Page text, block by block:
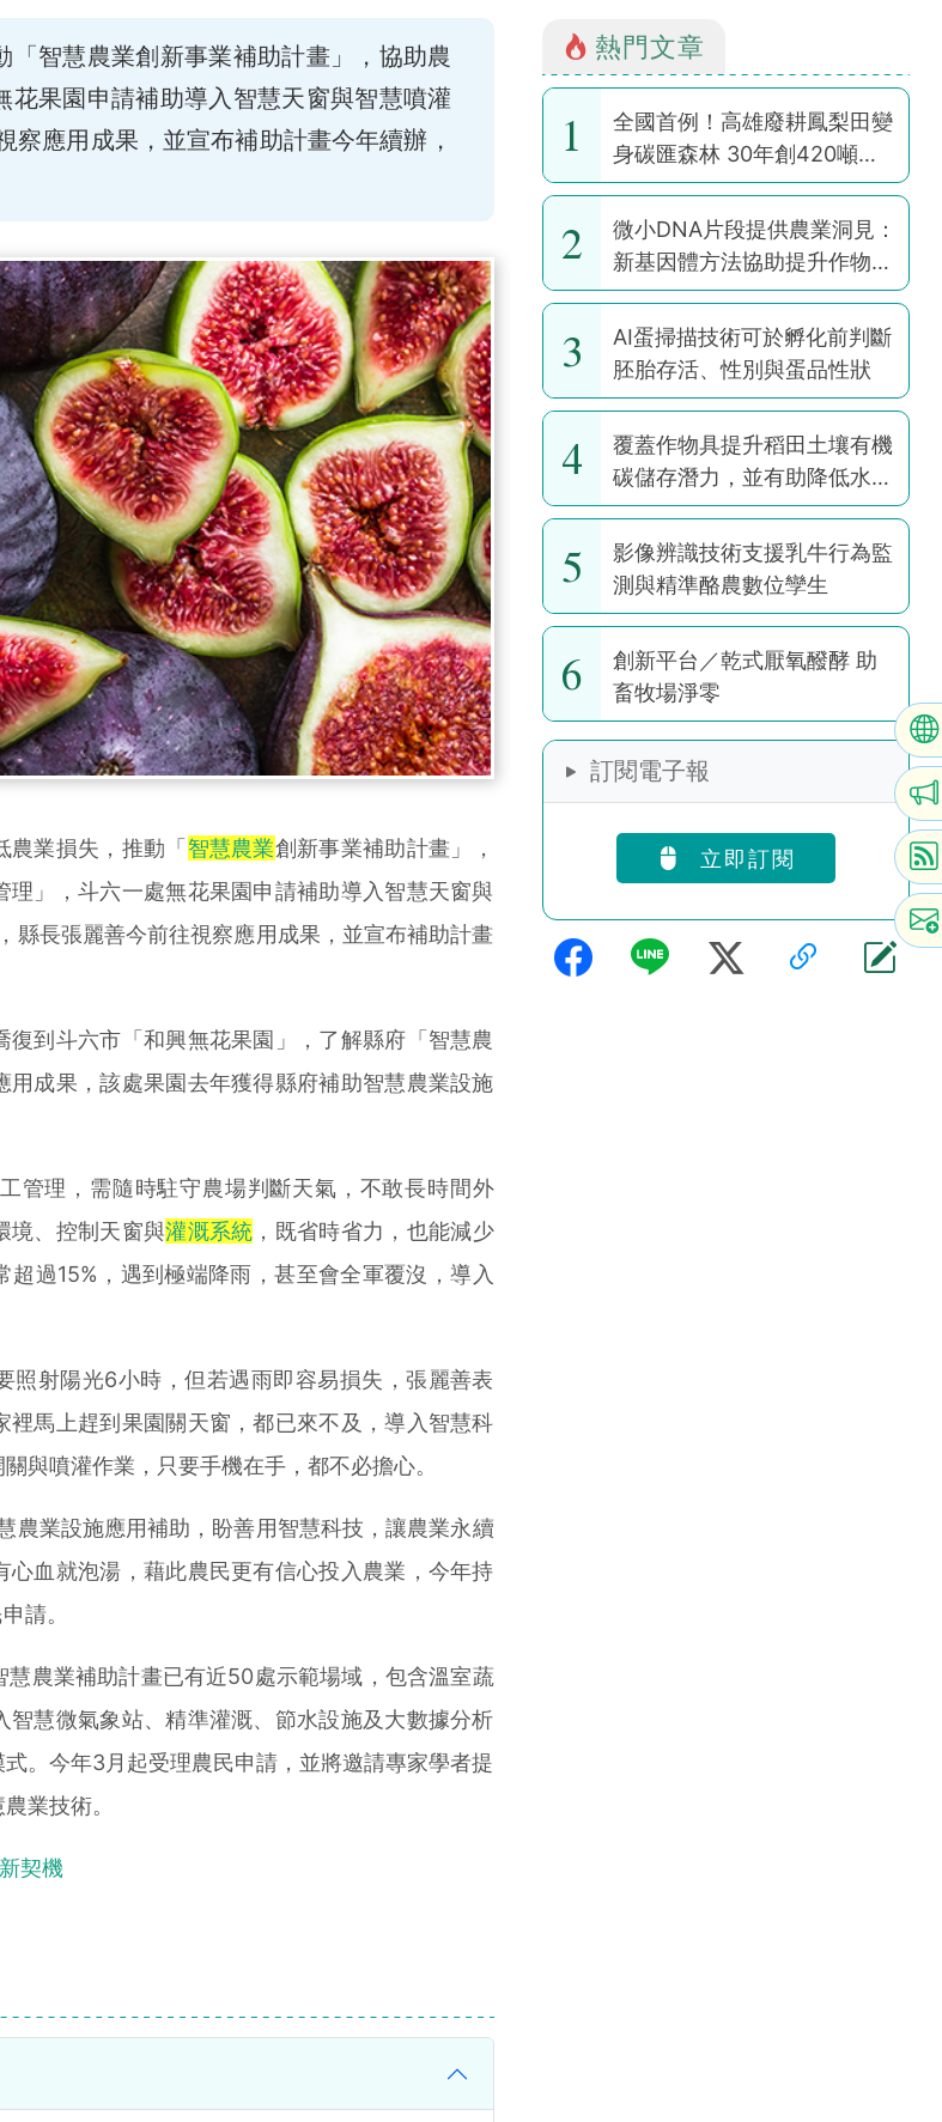
智慧農業創新事業補助計畫」，協助農
果園申請補助導入智慧天窗與智慧噴灌
應用成果，並宣布補助計畫今年續辦，
業損失，推動「智慧農業創新事業補助計畫」，
」，斗六一處無花果園申請補助導入智慧天窗與
縣長張麗善今前往視察應用成果，並宣布補助計畫
到斗六市「和興無花果園」，了解縣府「智慧農
成果，該處果園去年獲得縣府補助智慧農業設施
理，需隨時駐守農場判斷天氣，不敢長時間外
境、控制天窗與灌溉系統 ，既省時省力，也能減少
過15%，遇到極端降雨，甚至會全軍覆沒，導入
射陽光6小時，但若遇雨即容易損失，張麗善表
馬上趕到果園關天窗，都已來不及，導入智慧科
與噴灌作業，只要手機在手，都不必擔心。
業設施應用補助，盼善用智慧科技，讓農業永續
血就泡湯，藉此農民更有信心投入農業，今年持
請。
農業補助計畫已有近50處示範場域，包含溫室蔬
慧微氣象站、精準灌溉、節水設施及大數據分析
。今年3月起受理農民申請，並將邀請專家學者提
業技術。
契機
熱門文章
1
全國首例！高雄廢耕鳳梨田變
身碳匯森林 30年創420噸碳
權
2
微小DNA片段提供農業洞見：
新基因體方法協助提升作物韌
性
3
AI蛋掃描技術可於孵化前判斷
胚胎存活、性別與蛋品性狀
4
覆蓋作物具提升稻田土壤有機
碳儲存潛力，並有助降低水稻
耕作全球暖化潛勢
5
影像辨識技術支援乳牛行為監
測與精準酪農數位孿生
6
創新平台／乾式厭氧醱酵 助
畜牧場淨零
訂閱電子報
立即訂閱